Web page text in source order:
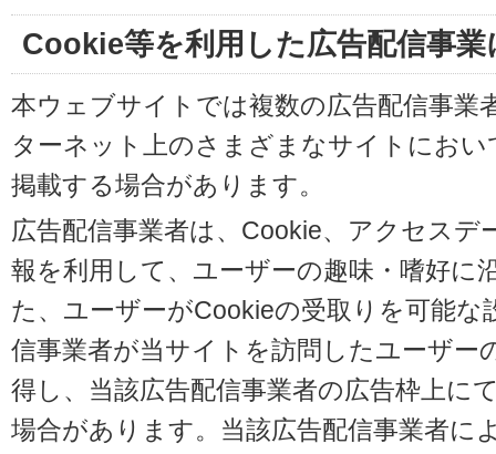
Cookie等を利用した広告配信事
本ウェブサイトでは複数の広告配信事業
ターネット上のさまざまなサイトにお
掲載する場合があります。
広告配信事業者は、Cookie、アクセスデ
報を利用して、ユーザーの趣味・嗜好に
た、ユーザーがCookieの受取りを可能
信事業者が当サイトを訪問したユーザー
得し、当該広告配信事業者の広告枠上に
場合があります。当該広告配信事業者に